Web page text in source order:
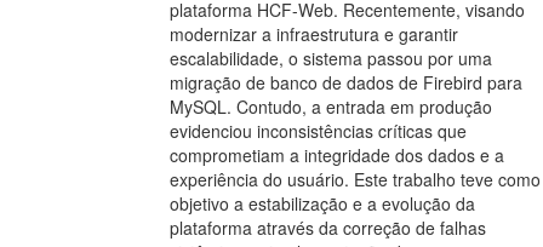
plataforma HCF-Web. Recentemente, visando
modernizar a infraestrutura e garantir
escalabilidade, o sistema passou por uma
migração de banco de dados de Firebird para
MySQL. Contudo, a entrada em produção
evidenciou inconsistências críticas que
comprometiam a integridade dos dados e a
experiência do usuário. Este trabalho teve como
objetivo a estabilização e a evolução da
plataforma através da correção de falhas